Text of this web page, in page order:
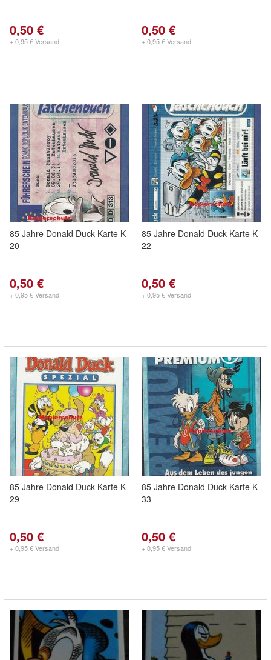
0,50 €
+ 0,95 € Versand
0,50 €
+ 0,95 € Versand
85 Jahre Donald Duck Karte K
20
0,50 €
+ 0,95 € Versand
85 Jahre Donald Duck Karte K
22
0,50 €
+ 0,95 € Versand
85 Jahre Donald Duck Karte K
29
0,50 €
+ 0,95 € Versand
85 Jahre Donald Duck Karte K
33
0,50 €
+ 0,95 € Versand